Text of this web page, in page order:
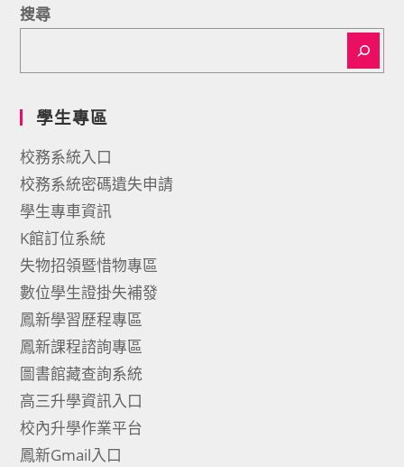
搜尋
學生專區
校務系統入口
校務系統密碼遺失申請
學生專車資訊
K館訂位系統
失物招領暨惜物專區
數位學生證掛失補發
鳳新學習歷程專區
鳳新課程諮詢專區
圖書館藏查詢系統
高三升學資訊入口
校內升學作業平台
鳳新Gmail入口